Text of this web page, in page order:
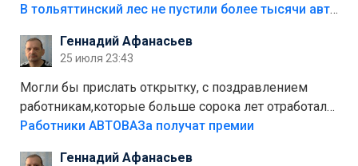
костры,тех надо безбожно штрафовать.Камер полно
Штрафы мизерные.
В тольяттинский лес не пустили более тысячи автомобилей
Геннадий Афанасьев
25 июля 23:43
Могли бы прислать открытку, с поздравлением
работникам,которые больше сорока лет отработали
на предприятии.
Работники АВТОВАЗа получат премии
Геннадий Афанасьев